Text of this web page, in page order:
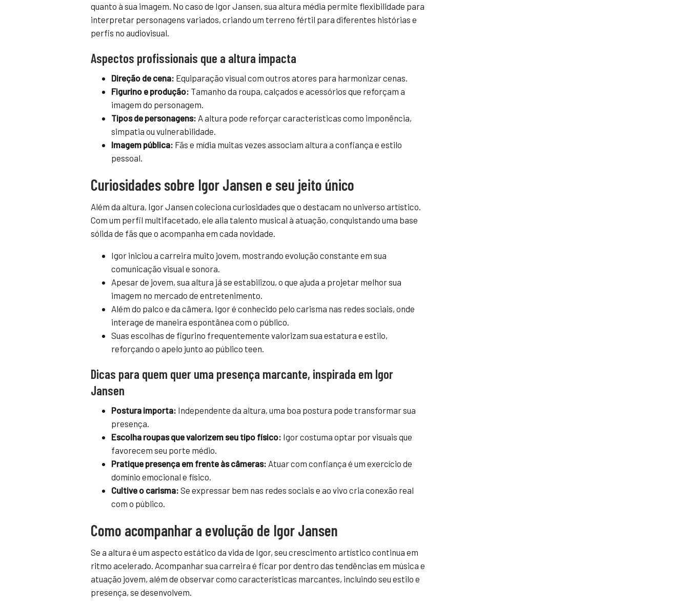
quanto à sua imagem. No caso de Igor Jansen, sua altura média permite flexibilidade para
interpretar personagens variados, criando um terreno fértil para diferentes histórias e
perfis no audiovisual.
Aspectos profissionais que a altura impacta
Direção de cena: Equiparação visual com outros atores para harmonizar cenas.
Figurino e produção: Tamanho da roupa, calçados e acessórios que reforçam a
imagem do personagem.
Tipos de personagens: A altura pode reforçar características como imponência,
simpatia ou vulnerabilidade.
Imagem pública: Fãs e mídia muitas vezes associam altura a confiança e estilo
pessoal.
Curiosidades sobre Igor Jansen e seu jeito único
Além da altura, Igor Jansen coleciona curiosidades que o destacam no universo artístico.
Com um perfil multifacetado, ele alia talento musical à atuação, conquistando uma base
sólida de fãs que o acompanha em cada novidade.
Igor iniciou a carreira muito jovem, mostrando evolução constante em sua
comunicação visual e sonora.
Apesar de jovem, sua altura já se estabilizou, o que ajuda a projetar melhor sua
imagem no mercado de entretenimento.
Além do palco e da câmera, Igor é conhecido pelo carisma nas redes sociais, onde
interage de maneira espontânea com o público.
Suas escolhas de figurino frequentemente valorizam sua estatura e estilo,
reforçando o apelo junto ao público teen.
Dicas para quem quer uma presença marcante, inspirada em Igor
Jansen
Postura importa: Independente da altura, uma boa postura pode transformar sua
presença.
Escolha roupas que valorizem seu tipo físico: Igor costuma optar por visuais que
favorecem seu porte médio.
Pratique presença em frente às câmeras: Atuar com confiança é um exercício de
domínio emocional e físico.
Cultive o carisma: Se expressar bem nas redes sociais e ao vivo cria conexão real
com o público.
Como acompanhar a evolução de Igor Jansen
Se a altura é um aspecto estático da vida de Igor, seu crescimento artístico continua em
ritmo acelerado. Acompanhar sua carreira é ficar por dentro das tendências em música e
atuação jovem, além de observar como características marcantes, incluindo seu estilo e
presença, se desenvolvem.